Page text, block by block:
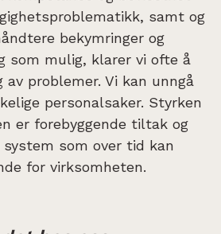
samt og
bekymringer og
som mulig, klarer vi ofte å
av problemer. Vi kan unngå
personalsaker. Styrken
er forebyggende tiltak og
som over tid kan
for virksomheten.